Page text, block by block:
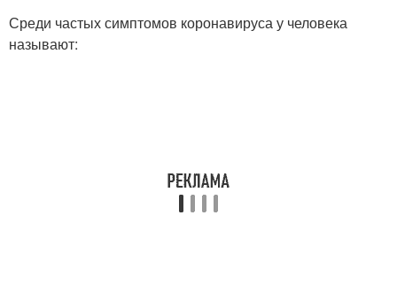
Среди частых симптомов коронавируса у человека
называют: